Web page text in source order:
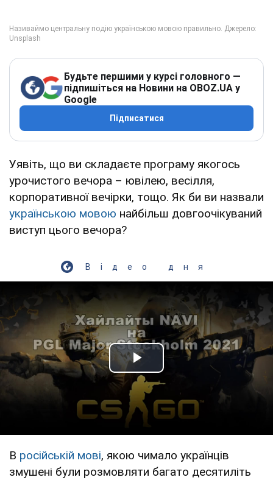
Будьте першими у курсі головного —
підпишіться на Новини на OBOZ.UA у
Google
Підписатися
Уявіть, що ви складаєте програму якогось
урочистого вечора – ювілею, весілля,
корпоративної вечірки, тощо. Як би ви назвали
українською мовою найбільш довгоочікуваний
виступ цього вечора?
Відео дня
Play Video
В російській мові, якою чимало українців
змушені були розмовляти багато десятиліть